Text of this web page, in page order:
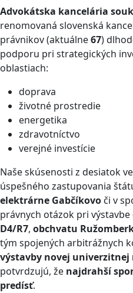
Advokátska kancelária
renomovaná slovenská
právnikov (aktuálne67)
podporu pri strategických
oblastiach:
doprava
životné prostredie
energetika
zdravotníctvo
verejné investície
Naše skúsenosti z desiatok
úspešného zastupovania
elektrárne Gabčíkovo či v
právnych otázok pri
D4/R7, obchvatu
tým spojených arbitrážnych
výstavby novej univerzitnej
potvrdzujú, že najdrahší
predísť.